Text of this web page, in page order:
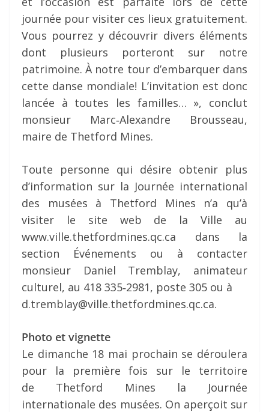
journée pour visiter ces lieux gratuitement.
Vous pourrez y découvrir divers éléments
dont plusieurs porteront sur notre
patrimoine. À notre tour d’embarquer dans
cette danse mondiale! L’invitation est donc
lancée à toutes les familles… », conclut
monsieur Marc‐Alexandre Brousseau,
maire de Thetford Mines.
Toute personne qui désire obtenir plus
d’information sur la Journée international
des musées à Thetford Mines n’a qu’à
visiter le site web de la Ville au
www.ville.thetfordmines.qc.ca dans la
section Événements ou à contacter
monsieur Daniel Tremblay, animateur
culturel, au 418 335‐2981, poste 305 ou à
d.tremblay@ville.thetfordmines.qc.ca.
Photo et vignette
Le dimanche 18 mai prochain se déroulera
pour la première fois sur le territoire
de Thetford Mines la Journée
internationale des musées. On aperçoit sur